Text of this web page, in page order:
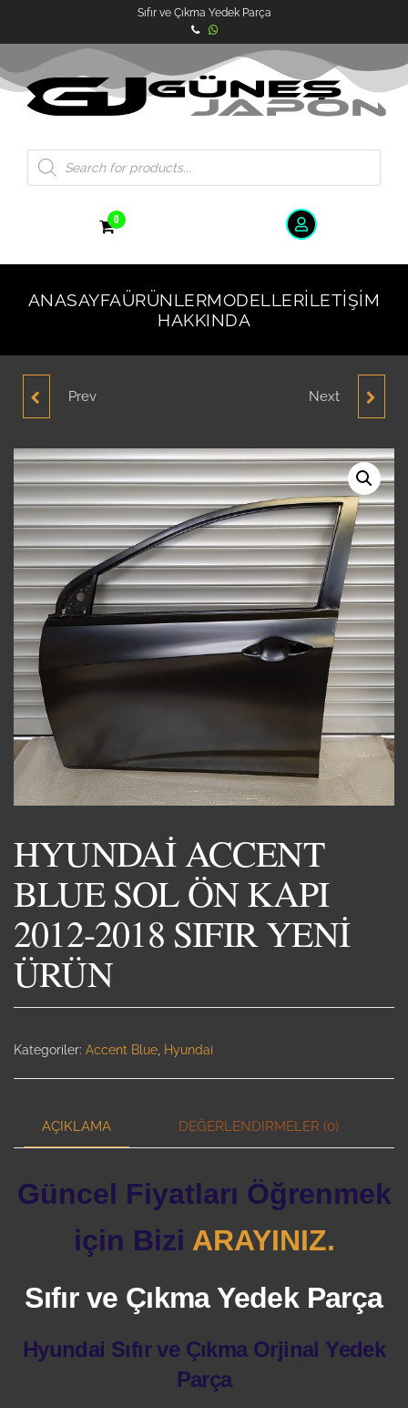
Sıfır ve Çıkma Yedek Parça
0
ANASAYFAÜRÜNLERMODELLERİLETIŞIM
HAKKINDA
HYUNDAİ ACCENT
2012-2018 SIFIR YENİ
ÜRÜN
Prev HYUNDAİ ACCENT
2012-2018 SIFIR YENİ
ÜRÜN
Next
HYUNDAİ ACCENT
BLUE SOL ÖN KAPI
2012-2018 SIFIR YENİ
ÜRÜN
Kategoriler: Accent Blue, Hyundai
AÇIKLAMA DEĞERLENDIRMELER (0)
Güncel Fiyatları Öğrenmek
için Bizi ARAYINIZ.
Sıfır ve Çıkma Yedek Parça
Hyundai Sıfır ve Çıkma Orjinal Yedek
Parça